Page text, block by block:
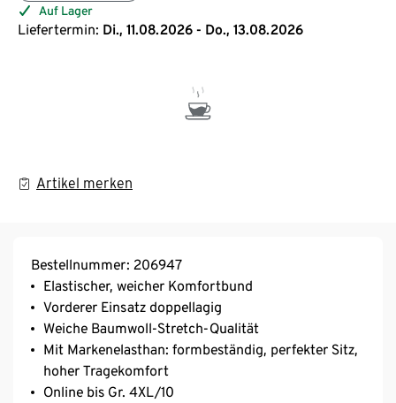
Auf Lager
Liefertermin: Di., 11.08.2026 - Do., 13.08.2026
Artikel merken
Bestellnummer: 206947
Elastischer, weicher Komfortbund
Vorderer Einsatz doppellagig
Weiche Baumwoll-Stretch-Qualität
Mit Markenelasthan: formbeständig, perfekter Sitz,
hoher Tragekomfort
Online bis Gr. 4XL/10